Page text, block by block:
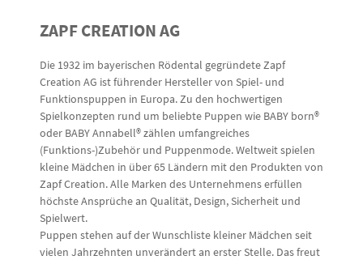
ZAPF CREATION AG
Die 1932 im bayerischen Rödental gegründete Zapf
Creation AG ist führender Hersteller von Spiel- und
Funktionspuppen in Europa. Zu den hochwertigen
Spielkonzepten rund um beliebte Puppen wie BABY born®
oder BABY Annabell® zählen umfangreiches
(Funktions-)Zubehör und Puppenmode. Weltweit spielen
kleine Mädchen in über 65 Ländern mit den Produkten von
Zapf Creation. Alle Marken des Unternehmens erfüllen
höchste Ansprüche an Qualität, Design, Sicherheit und
Spielwert.
Puppen stehen auf der Wunschliste kleiner Mädchen seit
vielen Jahrzehnten unverändert an erster Stelle. Das freut